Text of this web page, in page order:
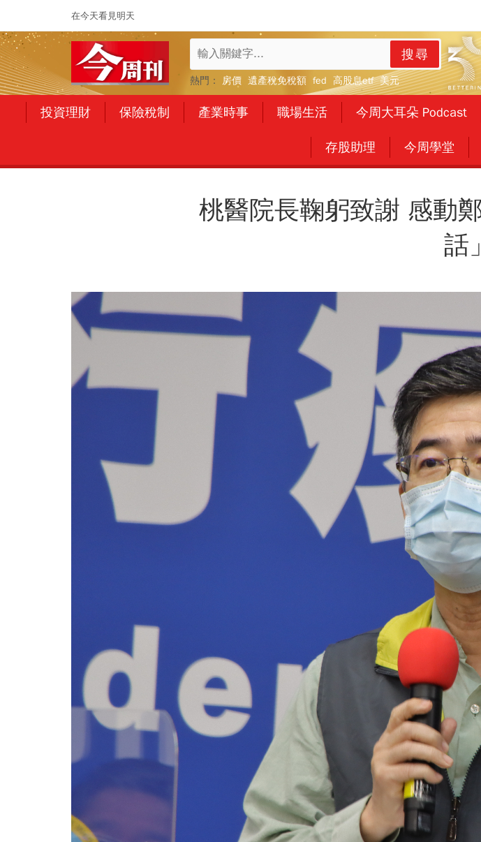
在今天看見明天
搜尋
熱門： 房價 遺產稅免稅額 fed 高股息etf 美元
投資理財 保險稅制 產業時事 職場生活 今周大耳朵 Podcast
存股助理 今周學堂
桃醫院長鞠躬致謝 感動
話」